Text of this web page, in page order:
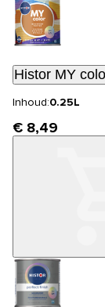
Histor MY
Inhoud:0.25L
€ 8,49